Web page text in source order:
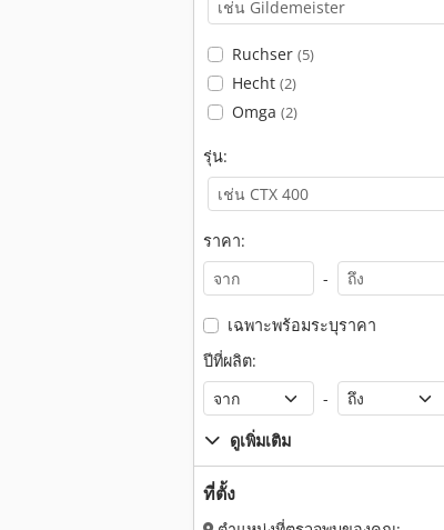
Ruchser (5)
Hecht (2)
Omga (2)
รุ่น:
ราคา:
-
เฉพาะพร้อมระบุราคา
ปีที่ผลิต:
-
ดูเพิ่มเติม
ที่ตั้ง